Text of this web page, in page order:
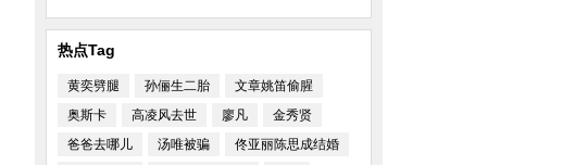
热点Tag
黄奕劈腿 孙俪生二胎
文章姚笛偷腥
奥斯卡
高凌风去世 廖凡
金秀贤
爸爸去哪儿
汤唯被骗
佟亚丽陈思成结婚